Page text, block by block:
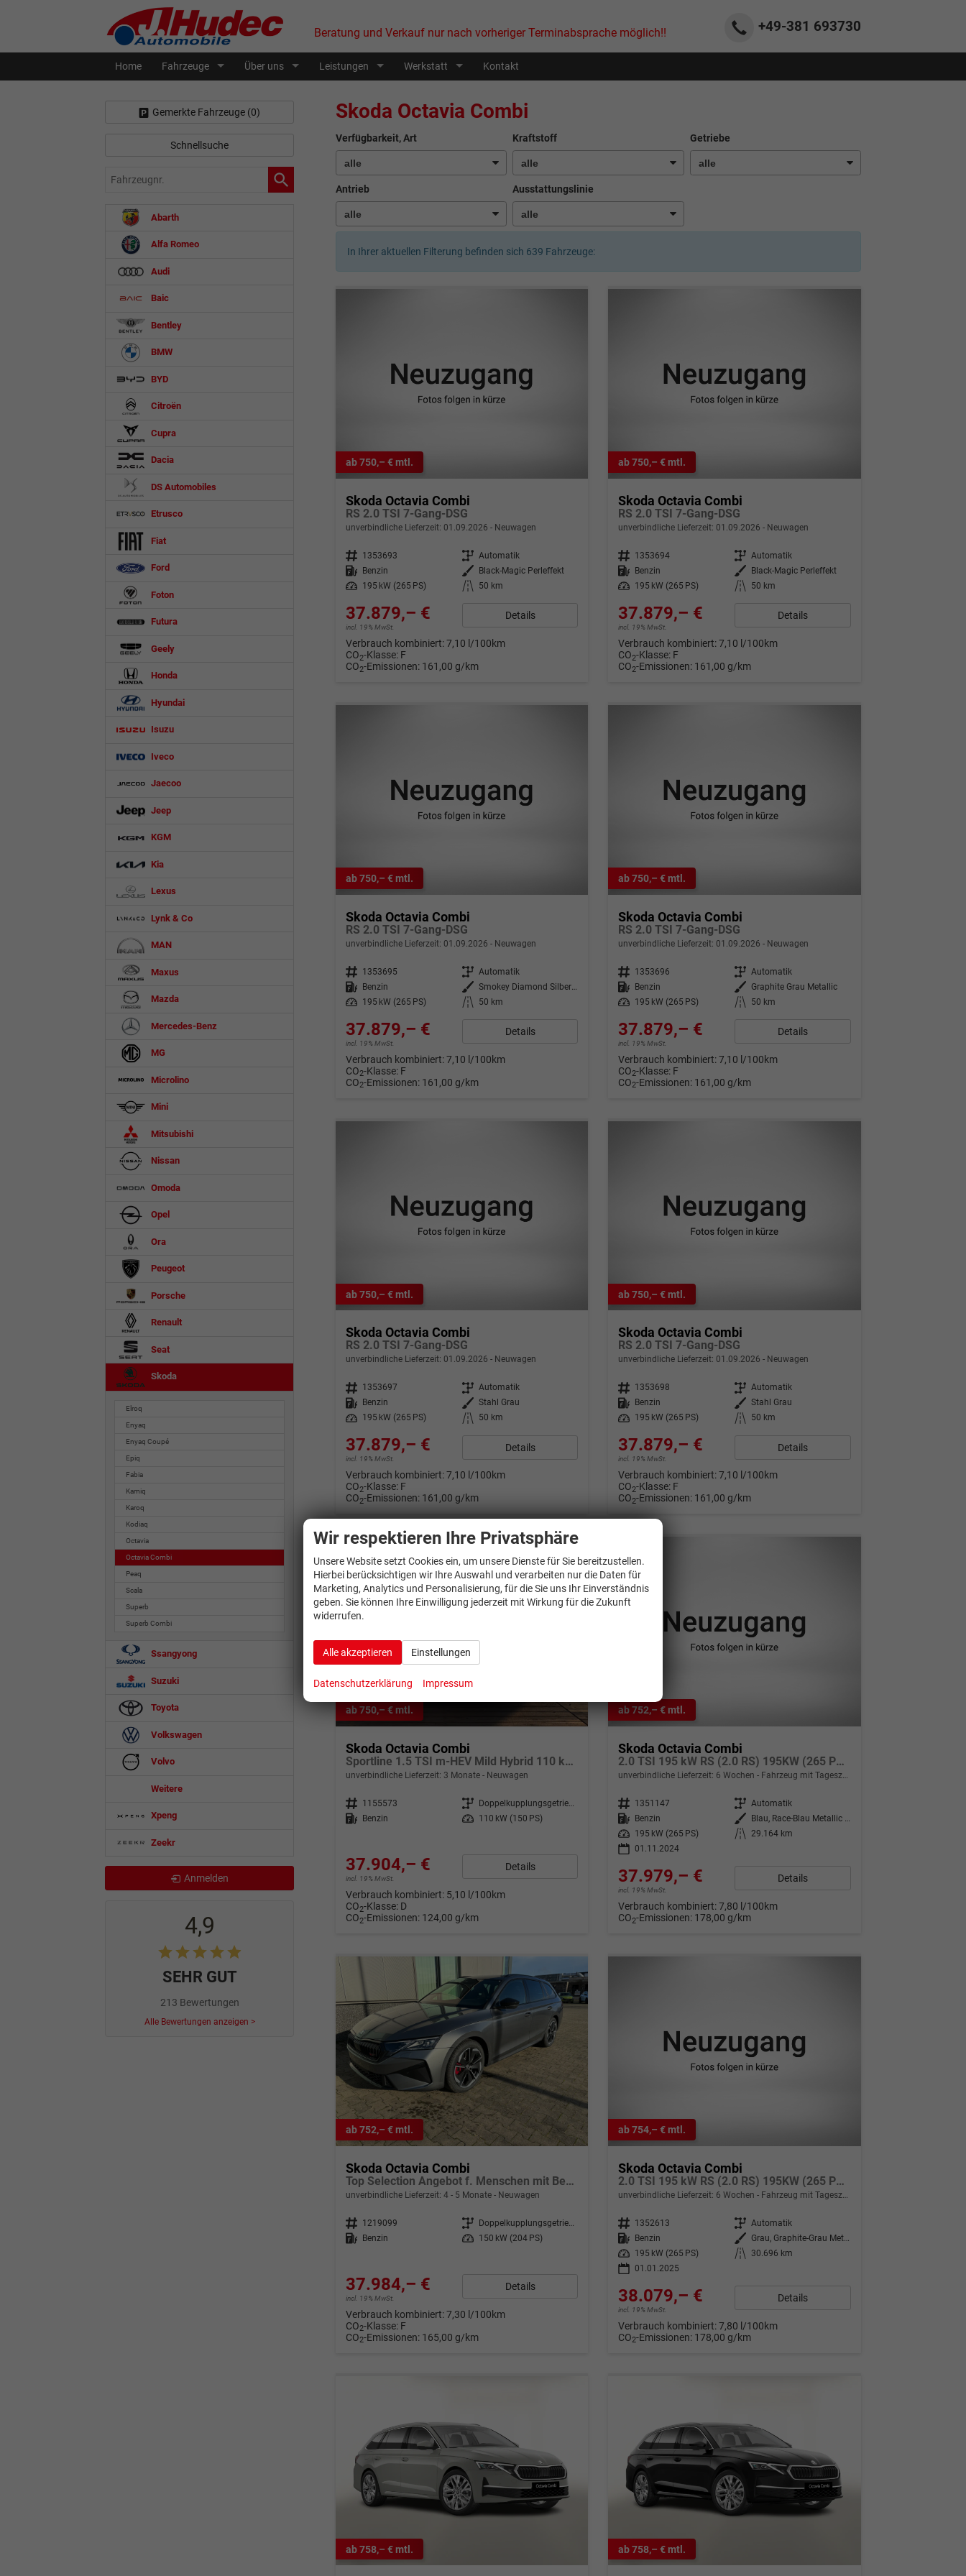
+49-381 693730
Beratung und Verkauf nur nach vorheriger Terminabsprache möglich!!
Home Fahrzeuge Über uns Leistungen Werkstatt Kontakt
Skoda Octavia Combi
Verfügbarkeit, Art Kraftstoff Getriebe
Antrieb Ausstattungslinie
In Ihrer aktuellen Filterung befinden sich 639 Fahrzeuge:
ab 750,– € mtl.
Skoda Octavia Combi
RS 2.0 TSI 7-Gang-DSG
unverbindliche Lieferzeit: 01.09.2026 Neuwagen
Fahrzeugnr. 1353693 Getriebe Automatik
Kraftstoff
Benzin Außenfarbe
Black-Magic Perleffekt
Leistung
195 kW (265 PS) Kilometerstand 50 km
37.879,– €
incl. 19% MwSt.
Details
Verbrauch kombiniert:7,10 l/100km
CO2-Klasse: F
CO2-Emissionen: 161,00 g/km
ab 750,– € mtl.
Skoda Octavia Combi
RS 2.0 TSI 7-Gang-DSG
unverbindliche Lieferzeit: 01.09.2026 Neuwagen
Fahrzeugnr. 1353694 Getriebe Automatik
Kraftstoff
Benzin Außenfarbe
Black-Magic Perleffekt
Leistung
195 kW (265 PS) Kilometerstand 50 km
37.879,– €
incl. 19% MwSt.
Details
Verbrauch kombiniert:7,10 l/100km
CO2-Klasse: F
CO2-Emissionen: 161,00 g/km
ab 750,– € mtl.
Skoda Octavia Combi
RS 2.0 TSI 7-Gang-DSG
unverbindliche Lieferzeit: 01.09.2026 Neuwagen
Fahrzeugnr. 1353695 Getriebe Automatik
Kraftstoff Benzin Außenfarbe
Smokey Diamond Silber Metallic
Leistung
195 kW (265 PS) Kilometerstand 50 km
37.879,– €
incl. 19% MwSt.
Details
Verbrauch kombiniert:7,10 l/100km
CO2-Klasse: F
CO2-Emissionen: 161,00 g/km
ab 750,– € mtl.
Skoda Octavia Combi
RS 2.0 TSI 7-Gang-DSG
unverbindliche Lieferzeit: 01.09.2026 Neuwagen
Fahrzeugnr. 1353696 Getriebe Automatik
Kraftstoff Benzin Außenfarbe
Graphite Grau Metallic
Leistung
195 kW (265 PS) Kilometerstand 50 km
37.879,– €
incl. 19% MwSt.
Details
Verbrauch kombiniert:7,10 l/100km
CO2-Klasse: F
CO2-Emissionen: 161,00 g/km
ab 750,– € mtl.
Skoda Octavia Combi
RS 2.0 TSI 7-Gang-DSG
unverbindliche Lieferzeit: 01.09.2026 Neuwagen
Fahrzeugnr. 1353697 Getriebe Automatik
Kraftstoff
Benzin Außenfarbe Stahl Grau
Leistung
195 kW (265 PS) Kilometerstand 50 km
37.879,– €
incl. 19% MwSt.
Details
Verbrauch kombiniert:7,10 l/100km
CO2-Klasse: F
CO2-Emissionen: 161,00 g/km
ab 750,– € mtl.
Skoda Octavia Combi
RS 2.0 TSI 7-Gang-DSG
unverbindliche Lieferzeit: 01.09.2026 Neuwagen
Fahrzeugnr. 1353698 Getriebe Automatik
Kraftstoff
Benzin Außenfarbe Stahl Grau
Leistung
195 kW (265 PS) Kilometerstand 50 km
37.879,– €
incl. 19% MwSt.
Details
Verbrauch kombiniert:7,10 l/100km
CO2-Klasse: F
CO2-Emissionen: 161,00 g/km
ab 750,– € mtl.
Skoda Octavia Combi
Sportline 1.5 TSI m-HEV Mild Hybrid 110 kW DSG
unverbindliche Lieferzeit: 3 Monate Neuwagen
Fahrzeugnr. 1155573 Getriebe
Doppelkupplungsgetriebe (DSG)
Kraftstoff
Benzin Leistung 110 kW (150 PS)
37.904,– €
incl. 19% MwSt.
Details
Verbrauch kombiniert: 5,10 l/100km
CO2-Klasse: D
CO2-Emissionen: 124,00 g/km
ab 752,– € mtl.
Skoda Octavia Combi
2.0 TSI 195 kW RS (2.0 RS) 195KW (265 PS) 7-Gang DSG
unverbindliche Lieferzeit: 6 Wochen Fahrzeug mit Tageszulassung
Fahrzeugnr. 1351147 Getriebe Automatik
Kraftstoff
Benzin Außenfarbe
Blau, Race-Blau Metallic (8X)
Leistung
195 kW (265 PS) Kilometerstand 29.164 km
01.11.2024
37.979,– €
incl. 19% MwSt.
Details
Verbrauch kombiniert:7,80 l/100km
CO2-Emissionen: 178,00 g/km
ab 752,– € mtl.
Skoda Octavia Combi
Top Selection Angebot f. Menschen mit Behinderung ab 50 %! 2.0TSI 204PS 4x4 DSG, 17" Alu, Elektr. Heckklappe, Kessy+Alarm, Beheizte Frontscheibe, Winterpaket, SunSet, Climatronic, LED-Scheinwerfer, Parksensoren vorn/hinten, Rückfahrkamera, Radio 10" + Wireless Smartli
unverbindliche Lieferzeit: 4 - 5 Monate Neuwagen
Fahrzeugnr. 1219099 Getriebe
Doppelkupplungsgetriebe (DSG)
Kraftstoff Benzin Leistung 150 kW (204 PS)
37.984,– €
incl. 19% MwSt.
Details
Verbrauch kombiniert:7,30 l/100km
CO2-Klasse: F
CO2-Emissionen: 165,00 g/km
ab 754,– € mtl.
Skoda Octavia Combi
2.0 TSI 195 kW RS (2.0 RS) 195KW (265 PS) 7-Gang DSG
unverbindliche Lieferzeit: 6 Wochen Fahrzeug mit Tageszulassung
Fahrzeugnr. 1352613 Getriebe Automatik
Kraftstoff Benzin Außenfarbe
Leistung
195 kW (265 PS) Kilometerstand
30.696 km
01.01.2025
38.079,– €
incl. 19% MwSt.
Details
Verbrauch kombiniert:7,80 l/100km
CO2-Emissionen: 178,00 g/km
ab 758,– € mtl. ab 758,– € mtl.
Gemerkte Fahrzeuge (0)
Schnellsuche
Fahrzeugnr.
Abarth
Alfa Romeo
Audi
Baic
Bentley
BMW
BYD
Citroën
Cupra
Dacia
DS Automobiles
Etrusco
Fiat
Ford
Foton
Futura
Geely
Honda
Hyundai
Isuzu
Iveco
Jaecoo
Jeep
KGM
Kia
Lexus
Lynk & Co
MAN
Maxus
Mazda
Mercedes-Benz
MG
Microlino
Mini
Mitsubishi
Nissan
Omoda
Opel
Ora
Peugeot
Porsche
Renault
Seat
Skoda
Elroq
Enyaq
Enyaq Coupé
Epiq
Fabia
Kamiq
Karoq
Kodiaq
Octavia
Octavia Combi
Peaq
Scala
Superb
Superb Combi
Ssangyong
Suzuki
Toyota
Volkswagen
Volvo
Weitere
Xpeng
Zeekr
Anmelden
4,9
SEHR GUT
213 Bewertungen
Alle Bewertungen anzeigen >
Wir respektieren Ihre Privatsphäre
Unsere Website setzt Cookies ein, um unsere Dienste für Sie bereitzustellen.
Hierbei berücksichtigen wir Ihre Auswahl und verarbeiten nur die Daten für
Marketing, Analytics und Personalisierung, für die Sie uns Ihr Einverständnis
geben. Sie können Ihre Einwilligung jederzeit mit Wirkung für die Zukunft
widerrufen.
Alle akzeptieren Einstellungen
Datenschutzerklärung Impressum